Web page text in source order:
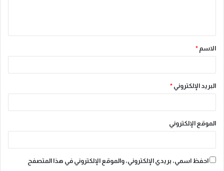
ق
*
الاسم *
البريد الإلكتروني *
الموقع الإلكتروني
احفظ اسمي، بريدي الإلكتروني، والموقع الإلكتروني في هذا المتصفح